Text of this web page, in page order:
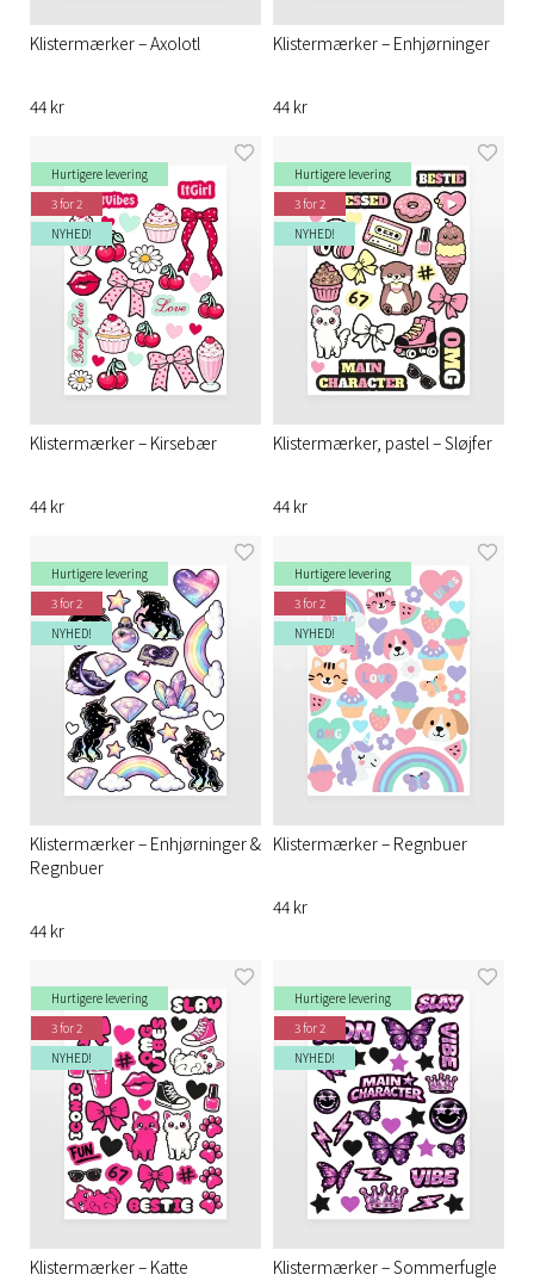
Klistermærker – Axolotl
44 kr
Klistermærker – Enhjørninger
44 kr
Hurtigere levering
3 for 2
NYHED!
Klistermærker – Kirsebær
44 kr
Hurtigere levering
3 for 2
NYHED!
Klistermærker, pastel – Sløjfer
44 kr
Hurtigere levering
3 for 2
NYHED!
Klistermærker – Enhjørninger &
Regnbuer
44 kr
Hurtigere levering
3 for 2
NYHED!
Klistermærker – Regnbuer
44 kr
Hurtigere levering
3 for 2
NYHED!
Klistermærker – Katte
Hurtigere levering
3 for 2
NYHED!
Klistermærker – Sommerfugle